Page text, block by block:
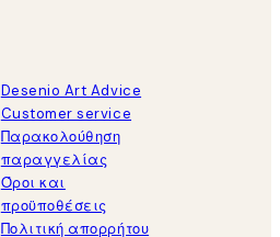
Desenio Art Advice
Customer service
Παρακολούθηση
παραγγελίας
Όροι και
προϋποθέσεις
Πολιτική απορρήτου